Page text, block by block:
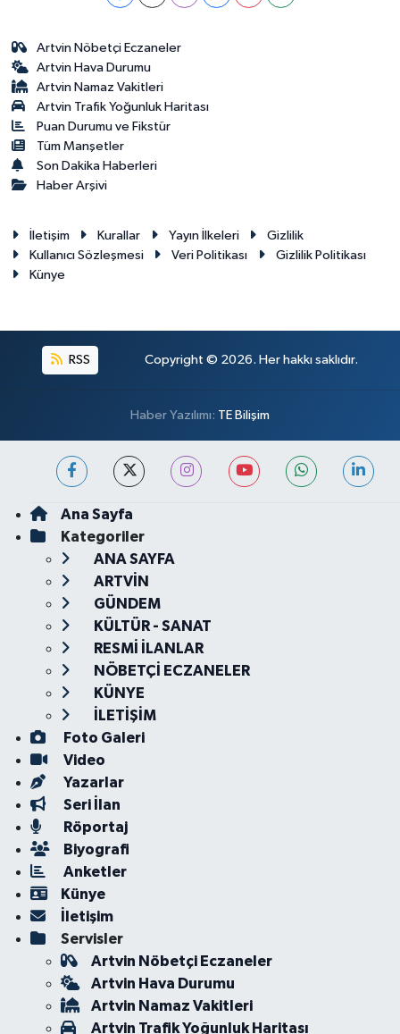
Artvin Nöbetçi Eczaneler
Artvin Hava Durumu
Artvin Namaz Vakitleri
Artvin Trafik Yoğunluk Haritası
Puan Durumu ve Fikstür
Tüm Manşetler
Son Dakika Haberleri
Haber Arşivi
İletişim Kurallar Yayın İlkeleri
Gizlilik
Kullanıcı Sözleşmesi
Veri Politikası
Gizlilik Politikası
Künye
RSS Copyright © 2026. Her hakkı saklıdır.
Haber Yazılımı: TE Bilişim
Ana Sayfa
Kategoriler
ANA SAYFA
ARTVİN
GÜNDEM
KÜLTÜR - SANAT
RESMİ İLANLAR
NÖBETÇİ ECZANELER
KÜNYE
İLETİŞİM
Foto Galeri
Video
Yazarlar
Seri İlan
Röportaj
Biyografi
Anketler
Künye
İletişim
Servisler
Artvin Nöbetçi Eczaneler
Artvin Hava Durumu
Artvin Namaz Vakitleri
Artvin Trafik Yoğunluk Haritası